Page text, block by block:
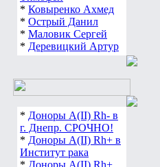
* Ковыренко Ахмед
* Острый Данил
* Маловик Сергей
* Деревицкий Артур
* Доноры А(ІІ) Rh- в
г. Днепр. СРОЧНО!
* Доноры А(ІІ) Rh+ в
Институт рака
* Доноры А(ІІ) Rh+